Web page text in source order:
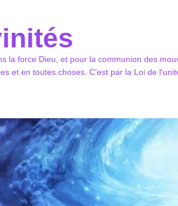
la force Dieu, et pour la communion des
et en toutes choses. C'est par la Loi de